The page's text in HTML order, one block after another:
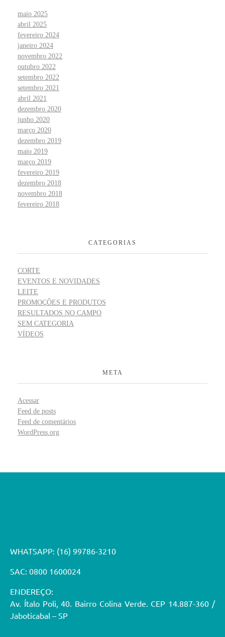
maio 2025
abril 2025
fevereiro 2024
janeiro 2024
novembro 2022
outubro 2022
setembro 2022
setembro 2021
abril 2021
dezembro 2020
junho 2020
março 2020
dezembro 2019
maio 2019
março 2019
fevereiro 2019
dezembro 2018
novembro 2018
fevereiro 2018
CATEGORIAS
CORTE
EVENTOS E NOVIDADES
LEITE
PROMOÇÕES E PRODUTOS
RESULTADOS NO CAMPO
SEM CATEGORIA
VÍDEOS
META
Acessar
Feed de posts
Feed de comentários
WordPress.org
WHATSAPP: (16) 99786-3210
SAC: 0800 1600024
ENDEREÇO:
Av. Ítalo Poli, 40. Bairro Colina Verde. CEP 14.887-360 /
Jaboticabal – SP